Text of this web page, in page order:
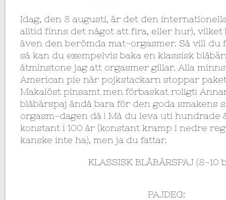
Idag, den 8 augusti, är det den
alltid finns det något att fira, eller hur), vilket
även den berömda mat-orgasmer. Så vill du
så kan du exempelvis baka en klassisk
åtminstone jag att orgasmer gillar. Alla
American pie när pojkstackarn stoppar
Makalöst pinsamt men förbaskat roligt!
blåbärspaj ändå bara för den goda smakens
orgasm-dagen då ! Må du leva uti hundrade
konstant i 100 år (konstant kramp i nedre
kanske inte ha), men ja du fattar.
KLASSISK BLÅBÄRSPAJ (8-10
PAJDEG: